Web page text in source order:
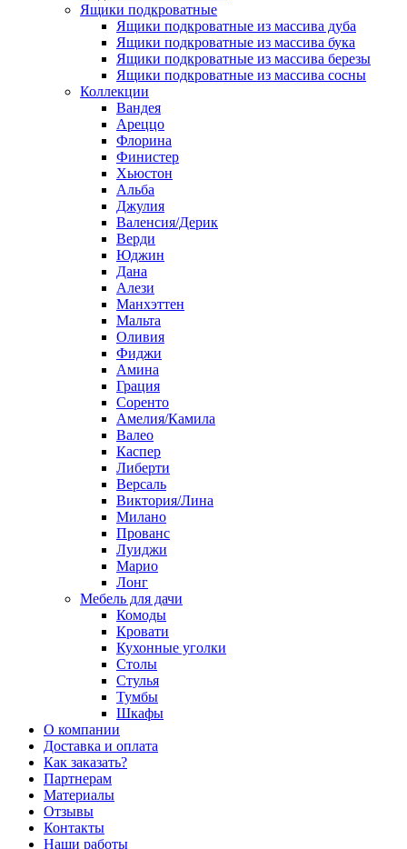
Ящики подкроватные
Ящики подкроватные из массива дуба
Ящики подкроватные из массива бука
Ящики подкроватные из массива березы
Ящики подкроватные из массива сосны
Коллекции
Вандея
Ареццо
Флорина
Финистер
Хьюстон
Альба
Джулия
Валенсия/Дерик
Верди
Юджин
Дана
Алези
Манхэттен
Мальта
Оливия
Фиджи
Амина
Грация
Соренто
Амелия/Камила
Валео
Каспер
Либерти
Версаль
Виктория/Лина
Милано
Прованс
Луиджи
Марио
Лонг
Мебель для дачи
Комоды
Кровати
Кухонные уголки
Столы
Стулья
Тумбы
Шкафы
О компании
Доставка и оплата
Как заказать?
Партнерам
Материалы
Отзывы
Контакты
Наши работы